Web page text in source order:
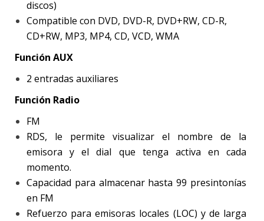
discos)
Compatible con DVD, DVD-R, DVD+RW, CD-R,
CD+RW, MP3, MP4, CD, VCD, WMA
Función AUX
2 entradas auxiliares
Función Radio
FM
RDS, le permite visualizar el nombre de la
emisora y el dial que tenga activa en cada
momento.
Capacidad para almacenar hasta 99 presintonías
en FM
Refuerzo para emisoras locales (LOC) y de larga